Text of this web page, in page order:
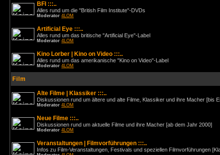
BFI :::..
Alles rund um die "British Film Institute"-DVDs
Moderator 4LOM
Artificial Eye :::..
Alles rund um das britische "Artificial Eye"-Label
Moderator 4LOM
Kino Lorber | Kino on Video :::..
Alles rund um das amerikanische "Kino on Video"-Label
Moderator 4LOM
Film
Alte Filme | Klassiker :::..
Diskussionen rund um ältere und alte Filme, Klassiker und ihre Macher [bis
Moderator 4LOM
Neue Filme :::..
Diskussionen rund um aktuelle Filme und ihre Macher [ab dem Jahr 2000]
Moderator 4LOM
Veranstaltungen | Filmvorführungen :::..
Infos zu Film-Veranstaltungen, Festivals und speziellen Filmvorführungen